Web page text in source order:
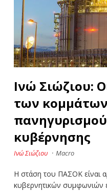
Ινώ Σιώζιου:
των
κυβέρνησης
Ινώ Σιώζιου · Macro
Η στάση του ΠΑΣΟΚ είναι
κυβερνητικών συμφωνιών